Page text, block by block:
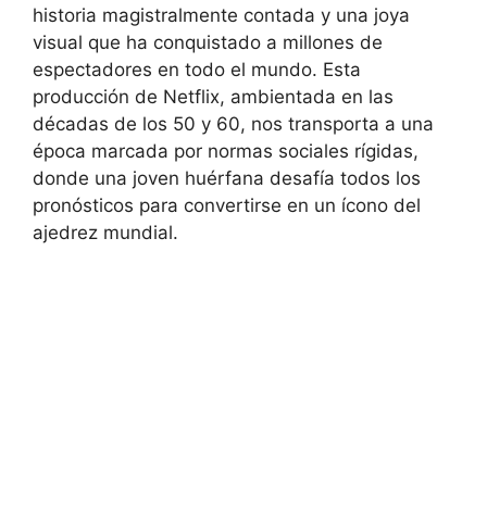
historia magistralmente contada y una joya
visual que ha conquistado a millones de
espectadores en todo el mundo. Esta
producción de Netflix, ambientada en las
décadas de los 50 y 60, nos transporta a una
época marcada por normas sociales rígidas,
donde una joven huérfana desafía todos los
pronósticos para convertirse en un ícono del
ajedrez mundial.